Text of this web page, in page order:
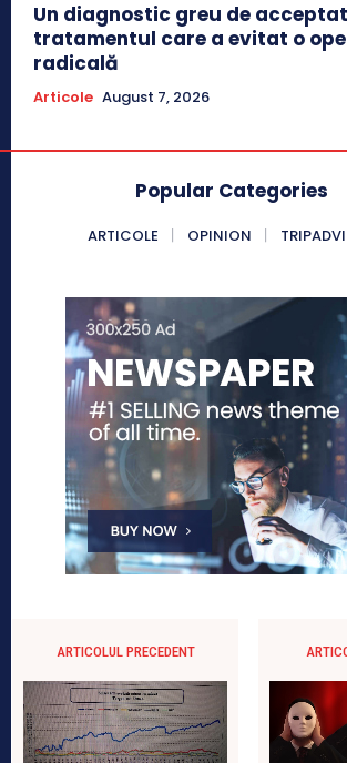
Un diagnostic greu de
tratamentul care a evitat o
radicală
Articole August 7, 2026
Popular Categories
ARTICOLE OPINION
ARTICOLUL PRECEDENT